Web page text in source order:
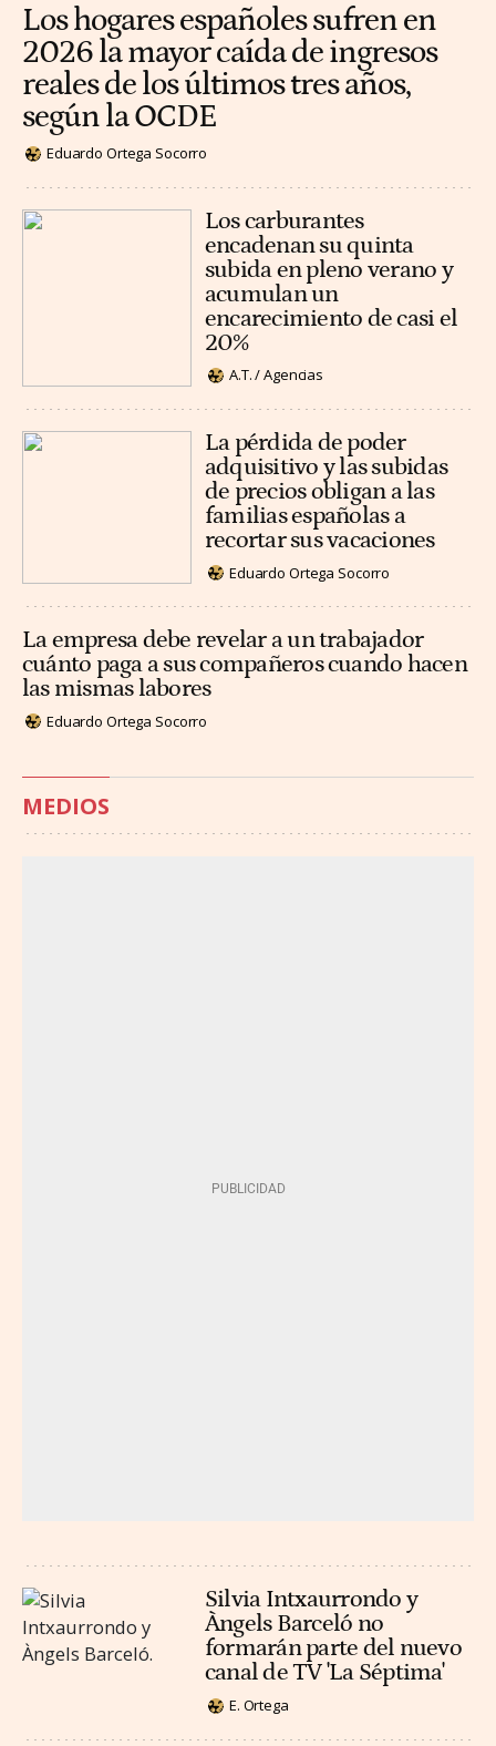
Los hogares españoles sufren en
2026 la mayor caída de ingresos
reales de los últimos tres años,
según la OCDE
Eduardo Ortega Socorro
Los carburantes
encadenan su quinta
subida en pleno verano y
acumulan un
encarecimiento de casi el
20%
A.T. / Agencias
La pérdida de poder
adquisitivo y las subidas
de precios obligan a las
familias españolas a
recortar sus vacaciones
Eduardo Ortega Socorro
La empresa debe revelar a un trabajador
cuánto paga a sus compañeros cuando hacen
las mismas labores
Eduardo Ortega Socorro
MEDIOS
Silvia Intxaurrondo y
Àngels Barceló no
formarán parte del nuevo
canal de TV 'La Séptima'
E. Ortega